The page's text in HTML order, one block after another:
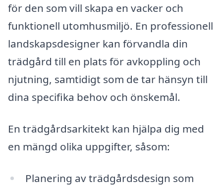
för den som vill skapa en vacker och
funktionell utomhusmiljö. En professionell
landskapsdesigner kan förvandla din
trädgård till en plats för avkoppling och
njutning, samtidigt som de tar hänsyn till
dina specifika behov och önskemål.
En trädgårdsarkitekt kan hjälpa dig med
en mängd olika uppgifter, såsom:
Planering av trädgårdsdesign som